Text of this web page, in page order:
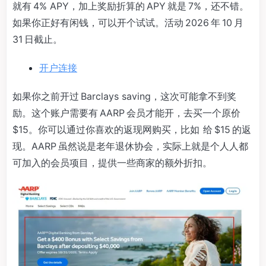
就有 4% APY，加上奖励折算的 APY 就是 7%，还不错。
如果你正好有闲钱，可以开个试试。活动 2026 年 10 月
31 日截止。
开户连接
如果你之前开过 Barclays saving，这次可能拿不到奖
励。这个账户需要有 AARP 会员才能开，去买一个原价
$15。你可以通过你喜欢的返现网购买，比如 给 $15 的返
现。AARP 虽然说是老年退休协会，实际上就是个人人都
可加入的会员项目，提供一些商家的额外折扣。